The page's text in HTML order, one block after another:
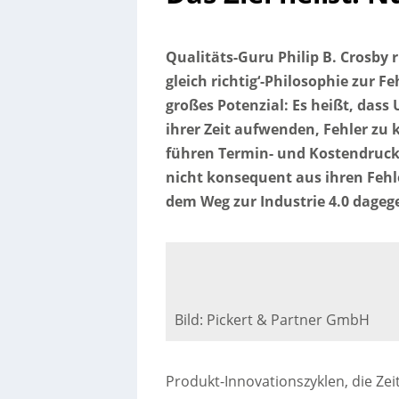
Qualitäts-Guru Philip B. Crosby
gleich richtig‘-Philosophie zur
großes Potenzial: Es heißt,
ihrer Zeit aufwenden, Fehler
führen Termin- und
nicht konsequent aus ihren
dem Weg zur Industrie 4.0
Bild: Pickert & Partner GmbH
Produkt-Innovationszyklen, die